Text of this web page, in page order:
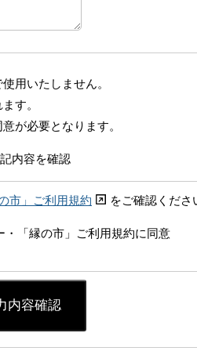
用いたしません。
す。
が必要となります。
記内容を確認
の市」ご利用規約 をご確認くださ
・「縁の市」ご利用規約に同意
内容確認